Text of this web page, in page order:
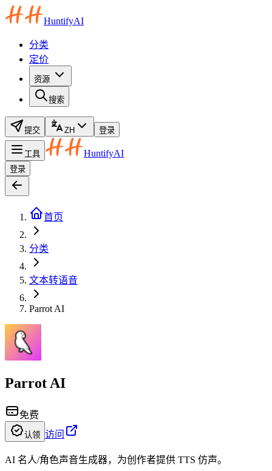
HuntifyAI
分类
定价
资源
搜索
提交 ZH 登录
工具 HuntifyAI
登录
首页
分类
文本转语音
Parrot AI
Parrot AI
免费
认领 访问
AI 名人/角色声音生成器，为创作者提供 TTS 仿声。